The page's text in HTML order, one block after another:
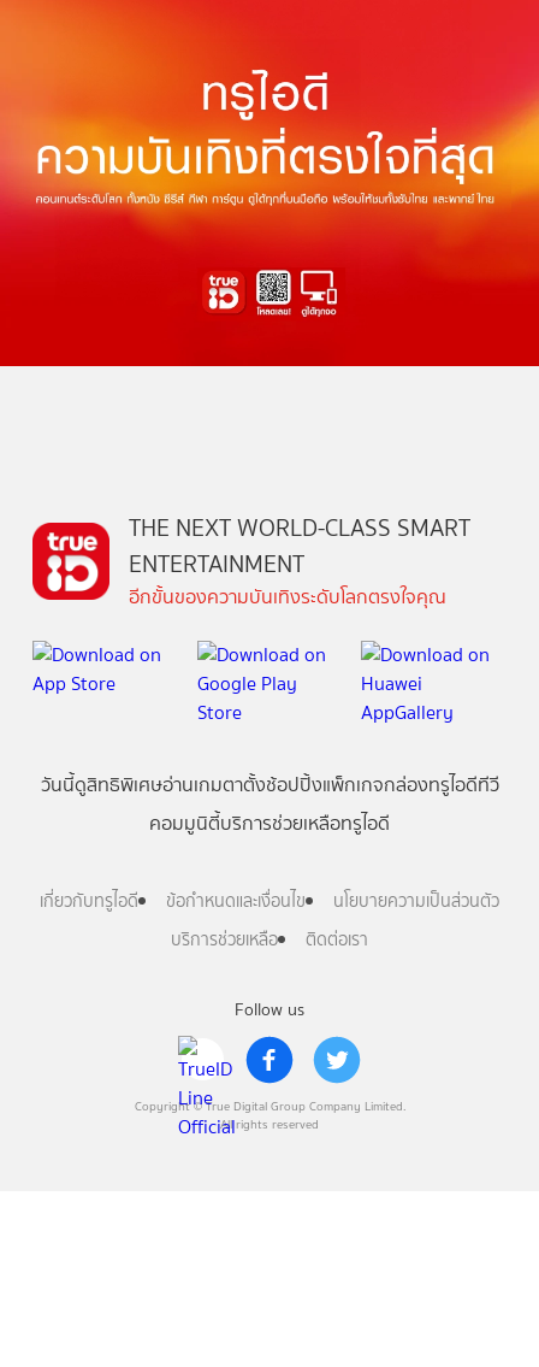
Follow us
Copyright © True Digital Group Company Limited.
All rights reserved
THE NEXT WORLD-CLASS SMART
ENTERTAINMENT
อีกขั้นของความบันเทิงระดับโลกตรงใจคุณ
วันนี้ดูสิทธิพิเศษอ่านเกมตาตั้งช้อปปิ้งแพ็กเกจกล่องทรูไอดีทีวี
คอมมูนิตี้บริการช่วยเหลือทรูไอดี
เกี่ยวกับทรูไอดี ข้อกำหนดและเงื่อนไข
นโยบายความเป็นส่วนตัว
บริการช่วยเหลือ
ติดต่อเรา